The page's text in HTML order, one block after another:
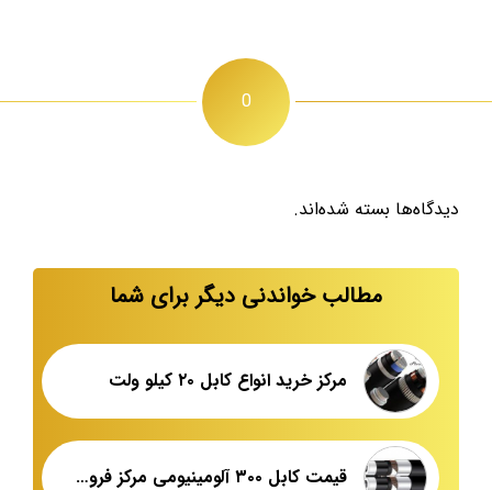
0
دیدگاه‌ها بسته شده‌اند.
مطالب خواندنی دیگر برای شما
مرکز خرید انواع کابل ۲۰ کیلو ولت
قیمت کابل ۳۰۰ آلومینیومی مرکز فروش عمده